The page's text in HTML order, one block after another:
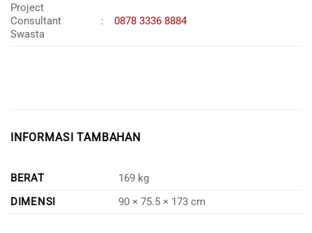
Project
Consultant
Swasta
: 0878 3336 8884
INFORMASI TAMBAHAN
BERAT
169 kg
DIMENSI
90 × 75.5 × 173 cm